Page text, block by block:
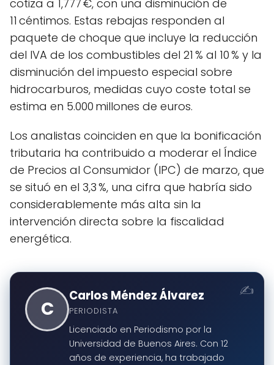
cotiza a 1,777 €, con una disminución de
11 céntimos. Estas rebajas responden al
paquete de choque que incluye la reducción
del IVA de los combustibles del 21 % al 10 % y la
disminución del impuesto especial sobre
hidrocarburos, medidas cuyo coste total se
estima en 5.000 millones de euros.
Los analistas coinciden en que la bonificación
tributaria ha contribuido a moderar el Índice
de Precios al Consumidor (IPC) de marzo, que
se situó en el 3,3 %, una cifra que habría sido
considerablemente más alta sin la
intervención directa sobre la fiscalidad
energética.
C
Carlos Méndez Álvarez
PERIODISTA
Licenciado en Periodismo por la
Universidad de Buenos Aires. Con 12
años de experiencia, ha trabajado